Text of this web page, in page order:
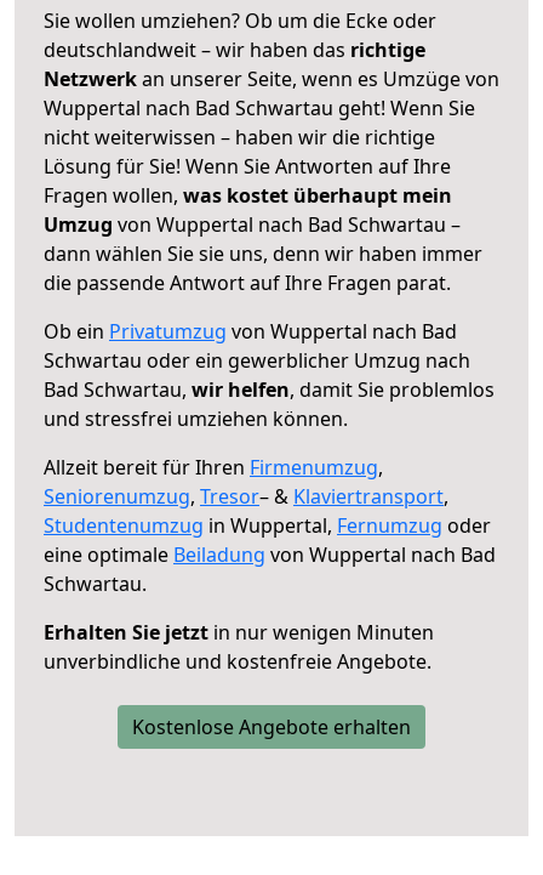
Sie wollen umziehen? Ob um die Ecke oder
deutschlandweit – wir haben das richtige
Netzwerkan unserer Seite, wenn es Umzüge von
Wuppertal nach Bad Schwartau geht! Wenn Sie
nicht weiterwissen – haben wir die richtige
Lösung für Sie! Wenn Sie Antworten auf Ihre
Fragen wollen, was kostet überhaupt mein
Umzug von Wuppertal nach Bad Schwartau –
dann wählen Sie sie uns, denn wir haben immer
die passende Antwort auf Ihre Fragen parat.
Ob ein Privatumzug von Wuppertal nach Bad
Schwartau oder ein gewerblicher Umzug nach
Bad Schwartau, wir helfen, damit Sie problemlos
und stressfrei umziehen können.
Allzeit bereit für Ihren Firmenumzug,
Seniorenumzug, Tresor– & Klaviertransport,
Studentenumzug in Wuppertal, Fernumzug oder
eine optimale Beiladung von Wuppertal nach Bad
Schwartau.
Erhalten Sie jetzt in nur wenigen Minuten
unverbindliche und kostenfreie Angebote.
Kostenlose Angebote erhalten